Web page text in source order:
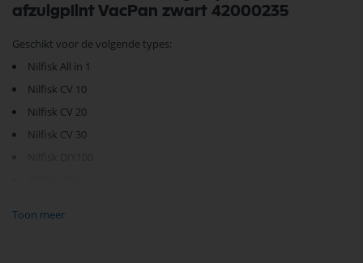
afzuigplint VacPan zwart 42000235
Geschikt voor de volgende types:
Nilfisk All in 1
Nilfisk CV 10
Nilfisk CV 20
Nilfisk CV 30
Toon meer